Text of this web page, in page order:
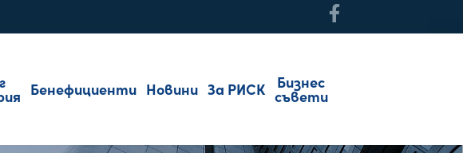
Бенефициенти Новини За РИСК Бизнес
съвети